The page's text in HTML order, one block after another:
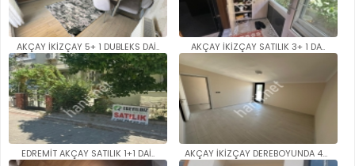
AKÇAY İKİZÇAY 5+ 1 DUBLEKS DAİ.. AKÇAY İKİZÇAY SATILIK 3+ 1 DA..
EDREMİT AKÇAY SATILIK 1+1 DAİ.. AKÇAY İKİZÇAY DEREBOYUNDA 4+1 ..